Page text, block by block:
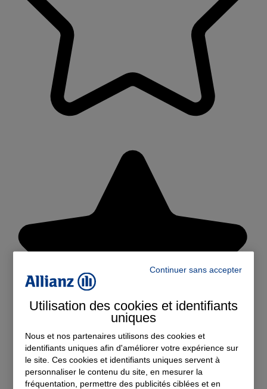
Continuer sans accepter
Utilisation des cookies et identifiants
uniques
Nous et nos partenaires utilisons des cookies et
identifiants uniques afin d'améliorer votre expérience sur
le site. Ces cookies et identifiants uniques servent à
personnaliser le contenu du site, en mesurer la
fréquentation, permettre des publicités ciblées et en